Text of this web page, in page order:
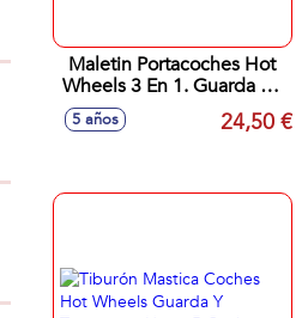
Maletin Portacoches Hot
Wheels 3 En 1. Guarda 44
Coches, con rampas y
Loop (autos no inlcuidos)
5 años 24,50 €